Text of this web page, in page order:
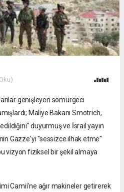
genişleyen sömürgeci
Maliye Bakanı Smotrich,
duyurmuş ve İsrail yayın
Gazze'yi "sessizce ilhak etme"
vizyon fiziksel bir şekil almaya
Camii'ne ağır makineler getirerek